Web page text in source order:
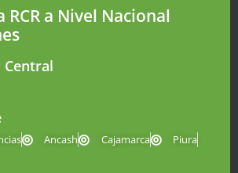
RCR a Nivel Nacional
Ancash Cajamarca
Piura